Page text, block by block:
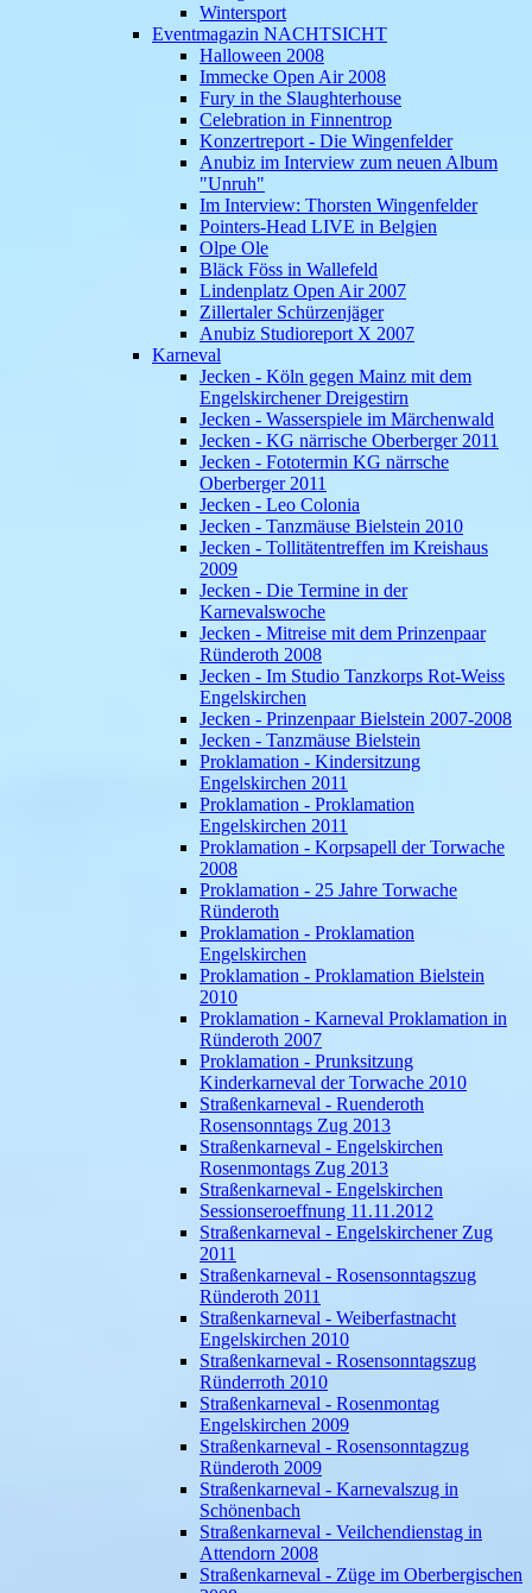
Wintersport
Eventmagazin NACHTSICHT
Halloween 2008
Immecke Open Air 2008
Fury in the Slaughterhouse
Celebration in Finnentrop
Konzertreport - Die Wingenfelder
Anubiz im Interview zum neuen Album
"Unruh"
Im Interview: Thorsten Wingenfelder
Pointers-Head LIVE in Belgien
Olpe Ole
Bläck Föss in Wallefeld
Lindenplatz Open Air 2007
Zillertaler Schürzenjäger
Anubiz Studioreport X 2007
Karneval
Jecken - Köln gegen Mainz mit dem
Engelskirchener Dreigestirn
Jecken - Wasserspiele im Märchenwald
Jecken - KG närrische Oberberger 2011
Jecken - Fototermin KG närrsche
Oberberger 2011
Jecken - Leo Colonia
Jecken - Tanzmäuse Bielstein 2010
Jecken - Tollitätentreffen im Kreishaus
2009
Jecken - Die Termine in der
Karnevalswoche
Jecken - Mitreise mit dem Prinzenpaar
Ründeroth 2008
Jecken - Im Studio Tanzkorps Rot-Weiss
Engelskirchen
Jecken - Prinzenpaar Bielstein 2007-2008
Jecken - Tanzmäuse Bielstein
Proklamation - Kindersitzung
Engelskirchen 2011
Proklamation - Proklamation
Engelskirchen 2011
Proklamation - Korpsapell der Torwache
2008
Proklamation - 25 Jahre Torwache
Ründeroth
Proklamation - Proklamation
Engelskirchen
Proklamation - Proklamation Bielstein
2010
Proklamation - Karneval Proklamation in
Ründeroth 2007
Proklamation - Prunksitzung
Kinderkarneval der Torwache 2010
Straßenkarneval - Ruenderoth
Rosensonntags Zug 2013
Straßenkarneval - Engelskirchen
Rosenmontags Zug 2013
Straßenkarneval - Engelskirchen
Sessionseroeffnung 11.11.2012
Straßenkarneval - Engelskirchener Zug
2011
Straßenkarneval - Rosensonntagszug
Ründeroth 2011
Straßenkarneval - Weiberfastnacht
Engelskirchen 2010
Straßenkarneval - Rosensonntagszug
Ründerroth 2010
Straßenkarneval - Rosenmontag
Engelskirchen 2009
Straßenkarneval - Rosensonntagzug
Ründeroth 2009
Straßenkarneval - Karnevalszug in
Schönenbach
Straßenkarneval - Veilchendienstag in
Attendorn 2008
Straßenkarneval - Züge im Oberbergischen